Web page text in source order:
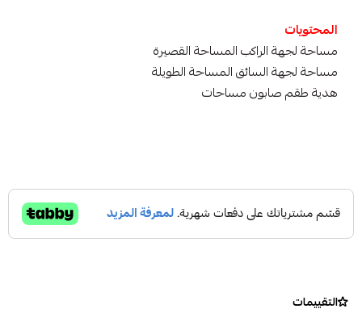
المحتويات
مساحة لجهة الراكب المساحة القصيرة
مساحة لجهة السائق المساحة الطويلة
هدية طقم صابون مساحات
التقييمات